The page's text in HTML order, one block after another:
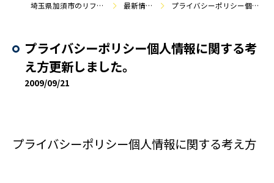
埼玉県加須市のリフォームなら株式会社エアロック 最新情報・施工事例 プライバシーポリシー個人情報に関する考え方更新しました。
プライバシーポリシー個人情報に関する考
え方更新しました。
2009/09/21
プライバシーポリシー個人情報に関する考え方